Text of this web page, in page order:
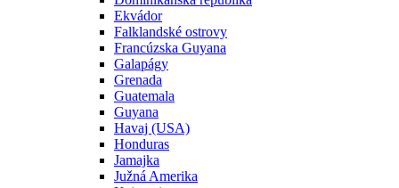
Ekvádor
Falklandské ostrovy
Francúzska Guyana
Galapágy
Grenada
Guatemala
Guyana
Havaj (USA)
Honduras
Jamajka
Južná Amerika